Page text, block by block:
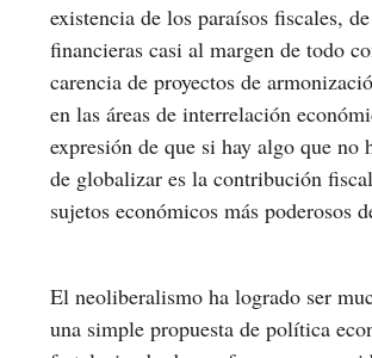
existencia de los paraísos fiscales,
financieras casi al margen de todo
carencia de proyectos de
en las áreas de interrelación
expresión de que si hay algo que no
de globalizar es la contribución
sujetos económicos más poderosos
El neoliberalismo ha logrado ser
una simple propuesta de política